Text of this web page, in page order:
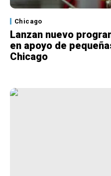
Chicago
Lanzan nuevo
en apoyo de
Chicago